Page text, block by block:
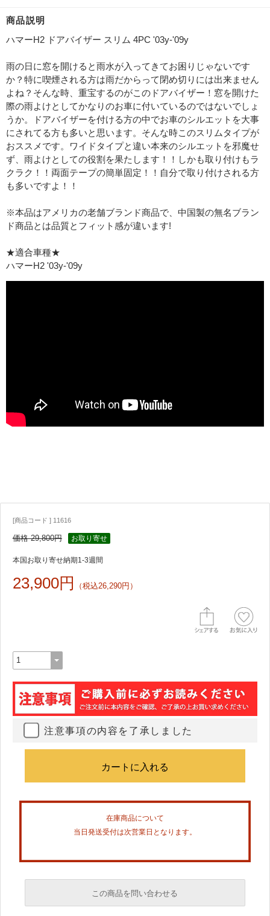
商品説明
ハマーH2 ドアバイザー スリム 4PC '03y-'09y
雨の日に窓を開けると雨水が入ってきてお困りじゃないです
か？特に喫煙される方は雨だからって閉め切りには出来ません
よね？そんな時、重宝するのがこのドアバイザー！窓を開けた
際の雨よけとしてかなりのお車に付いているのではないでしょ
うか。ドアバイザーを付ける方の中でお車のシルエットを大事
にされてる方も多いと思います。そんな時このスリムタイプが
おススメです。ワイドタイプと違い本来のシルエットを邪魔せ
ず、雨よけとしての役割を果たします！！しかも取り付けもラ
クラク！！両面テープの簡単固定！！自分で取り付けされる方
も多いですよ！！
※本品はアメリカの老舗ブランド商品で、中国製の無名ブラン
ド商品とは品質とフィット感が違います!
★適合車種★
ハマーH2 '03y-'09y
[商品コード ] 11616
価格 29,800円 お取り寄せ
本国お取り寄せ納期1-3週間
23,900円 （税込26,290円）
注意事項の内容を了承しました
在庫商品について
当日発送受付は次営業日となります。
この商品を問い合わせる